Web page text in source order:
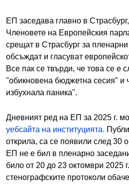
ЕП заседава главно в
Членовете на Европейския
срещат в Страсбург за
обсъждат и гласуват
Все пак се твърди, че това се е
"обикновена бюджетна сесия" и
избухнала паника".
Дневният ред на ЕП за 2025 г.
уебсайта на институцията.
открила, са се появили след 30
ЕП не е бил в пленарно
било от 20 до 23 октомври 2025
стенографските протоколи